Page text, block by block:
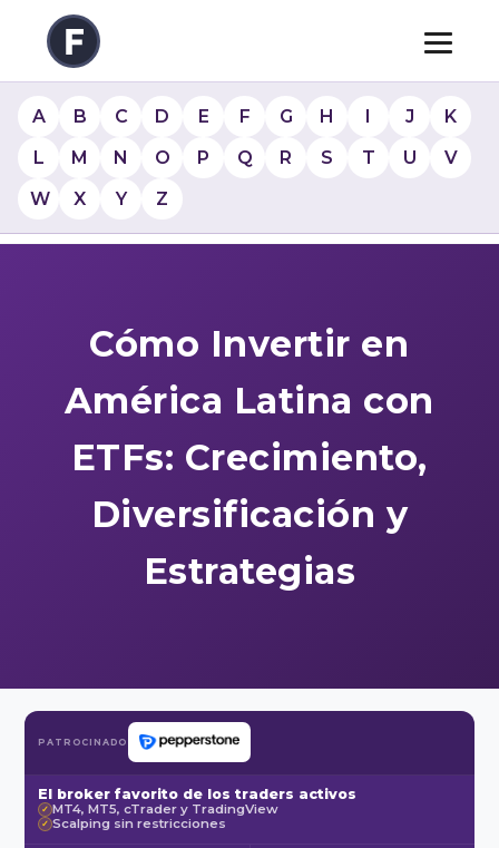
A B C D E F G H I J
K
L
M N O P Q R S T U
V
W
X Y Z
Cómo Invertir en
América Latina con
ETFs: Crecimiento,
Diversificación y
Estrategias
PATROCINADO
El broker favorito de los traders activos
✓ MT4, MT5, cTrader y TradingView
✓ Scalping sin restricciones